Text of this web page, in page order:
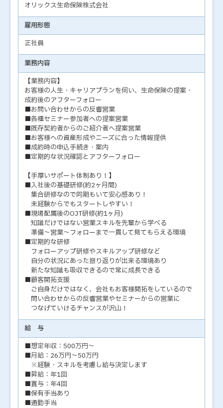
オリックス生命保険株式会社
雇用形態
正社員
業務内容
【業務内容】
お客様の人生・キャリアプランを伺い、生命保険の提案・
成約後のアフターフォロー
■お問い合わせからの反響営業
■各種セミナー参加者への提案営業
■既存契約者からのご紹介者へ提案営業
■お客様への資産形成やニーズに合った情報提供
■成約時の申込手続き・案内
■定期的な状況確認とアフターフォロー
【手厚いサポート体制あり！】
■入社後の基礎研修(約2ヶ月間)
集合研修なので同期もいて安心感あり！
未経験からでもスタートしやすい！
■現場配属後のOJT研修(約1ヶ月)
知識だけではない営業スキルを先輩から学べる
準備～営業～フォローまで一貫して見てもらえる環境
■定期的な研修
フォローアップ研修やスキルアップ研修など
自分の状況にあった振り返りが出来る環境あり
新たな知識も吸収できるので常に成長できる
■顧客開拓支援
ご自身だけではなく、会社もお客様開拓をしているので
問い合わせからの反響営業やセミナーからの営業に
つなげていけるチャンスが沢山！
給 与
■想定年収：500万円～
■月給：26万円～50万円
※経験・スキルを考慮し給与決定します
■昇給：年1回
■賞与：年4回
■保有手当あり
■通勤手当